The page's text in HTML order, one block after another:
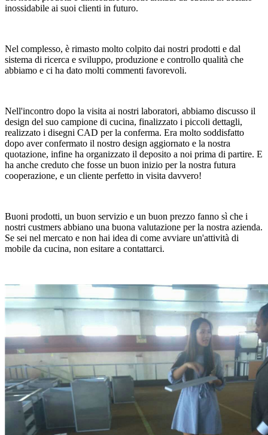
inossidabile ai suoi clienti in futuro.
Nel complesso, è rimasto molto colpito dai nostri prodotti e dal
sistema di ricerca e sviluppo, produzione e controllo qualità che
abbiamo e ci ha dato molti commenti favorevoli.
Nell'incontro dopo la visita ai nostri laboratori, abbiamo discusso il
design del suo campione di cucina, finalizzato i piccoli dettagli,
realizzato i disegni CAD per la conferma. Era molto soddisfatto
dopo aver confermato il nostro design aggiornato e la nostra
quotazione, infine ha organizzato il deposito a noi prima di partire. E
ha anche creduto che fosse un buon inizio per la nostra futura
cooperazione, e un cliente perfetto in visita davvero!
Buoni prodotti, un buon servizio e un buon prezzo fanno sì che i
nostri custmers abbiano una buona valutazione per la nostra azienda.
Se sei nel mercato e non hai idea di come avviare un'attività di
mobile da cucina, non esitare a contattarci.